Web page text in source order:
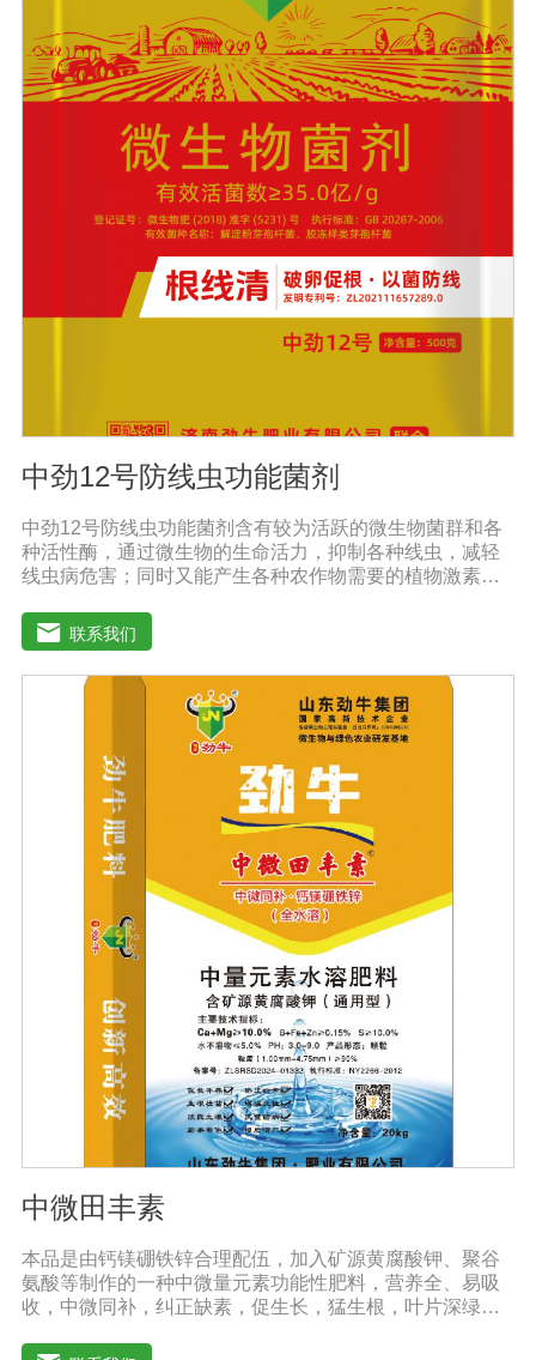
类、甘蔗、桑树、树苗、果苗和攀缘作物生长得更快。2.
绿叶增强枝条，保护花朵和果实。使用后，叶子呈嫩绿
色，叶子又厚又亮。果树、瓜类、豆类等作物在开花前后
喷洒，也可防止谢花落果。具有显著的保花保果作用，也
是大量元素水溶性肥料的主要作用之一。3.果实大、颗粒
重、早熟、高产果树、瓜类、豆类等多种作物。在果实期
喷洒可以增加果实，提前成熟，在抽穗期和灌浆期喷洒谷
物可以使抽穗整齐，重量显著增加。4.灾后恢复，抗旱、
防涝、防虫。风灾后，喷洒能迅速恢复生长，抵抗农作物
病虫害，与农药混合喷洒，病株恢复更快。
中劲12号防线虫功能菌剂
中劲12号防线虫功能菌剂含有较为活跃的微生物菌群和各
种活性酶，通过微生物的生命活力，抑制各种线虫，减轻
线虫病危害；同时又能产生各种农作物需要的植物激素、
并且能产生抗生素，系统防伪酶等多种物质，间接达到促
进植物生长。【产品功能】 1、本产品利用微生物自身的
寄生作用，并释放出对线虫、细菌、真菌等具有杀灭作用
的化学物质，再辅助特殊增效剂，能快速、高效杀灭线虫
和作物真菌、细菌病害。不仅有效地预防和控制多种作物
根结线虫、胞囊线虫、茎线虫等线虫病的危害。2、抑制各
种线虫，减轻线虫病危害；3、改善作物根部微生态环境，
活化土壤，促进植株正常生长；4、激活根部受损细胞，快
速恢复根系生理机能，预防根系因线虫的危害导致的烂
联系我们
中微田丰素
本品是由钙镁硼铁锌合理配伍，加入矿源黄腐酸钾、聚谷
氨酸等制作的一种中微量元素功能性肥料，营养全、易吸
收，中微同补，纠正缺素，促生长，猛生根，叶片深绿，
物种个生长阶段的营养需求，预防作物因缺素引起的多种